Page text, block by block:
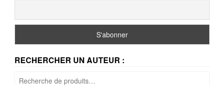
RECHERCHER UN AUTEUR :
Recherche